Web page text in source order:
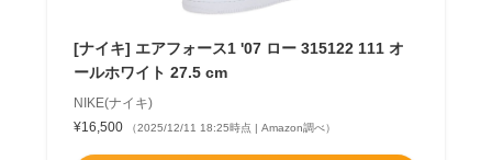
[ナイキ] エアフォース1 '07 ロー 315122 111 オ
ールホワイト 27.5 cm
NIKE(ナイキ)
¥16,500
（2025/12/11 18:25時点 | Amazon調べ）